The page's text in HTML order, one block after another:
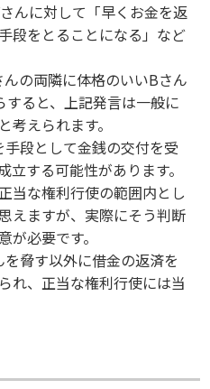
んに対して「早くお金を返
段をとることになる」など
の両隣に体格のいいBさん
ると、上記発言は一般に
考えられます。
段として金銭の交付を受
立する可能性があります。
当な権利行使の範囲内とし
えますが、実際にそう判断
が必要です。
脅す以外に借金の返済を
れ、正当な権利行使には当